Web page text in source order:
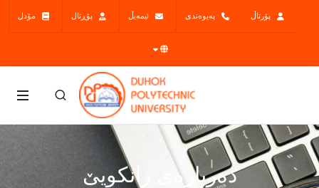
پۆرتاڵ پەیوەندی ئیمەیڵ پۆڕتال مۆدل
ده‌رباره‌ی زانكویێ